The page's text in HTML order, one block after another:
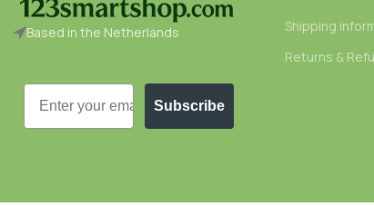
Based in the Netherlands
Email
Subscribe
Shipping
Returns &